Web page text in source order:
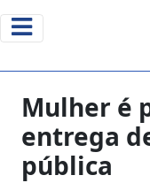
Mulher é
entrega
pública